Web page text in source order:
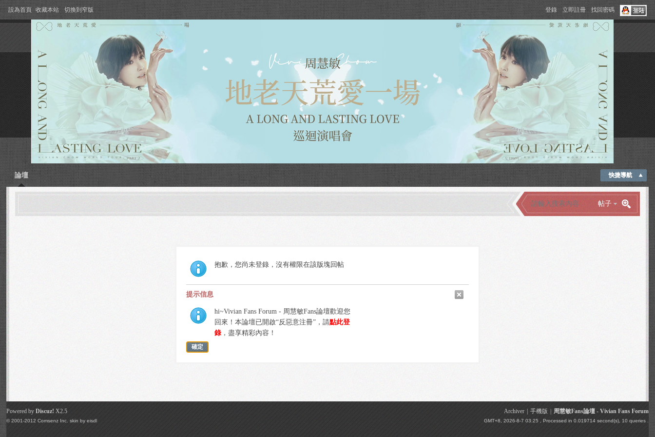
設為首頁 收藏本站 切換到窄版 登錄 立即註冊 找回密碼
快捷導航
論壇
帖子
抱歉，您尚未登錄，沒有權限在該版塊回帖
提示信息
hi~Vivian Fans Forum - 周慧敏Fans論壇歡迎您
回來！本論壇已開啟“反惡意注冊”，請點此登
錄，盡享精彩內容！
確定
Archiver 手機版 周慧敏Fans論壇 - Vivian Fans Forum
GMT+8, 2026-8-7 03:25 , Processed in 0.019714 second(s), 10 queries .
Powered byDiscuz! X2.5
© 2001-2012Comsenz Inc. skin byeisdl